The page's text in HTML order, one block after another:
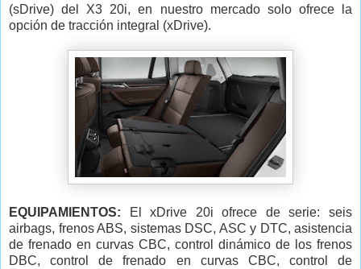
(sDrive) del X3 20i, en nuestro mercado solo ofrece la
opción de tracción integral (xDrive).
EQUIPAMIENTOS:
El xDrive 20i ofrece de serie: seis
airbags, frenos ABS, sistemas DSC, ASC y DTC, asistencia
de frenado en curvas CBC, control dinámico de los frenos
DBC, control de frenado en curvas CBC, control de